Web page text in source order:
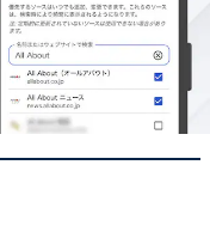
いこ）
サー。2005年から
のお天気キャスタ